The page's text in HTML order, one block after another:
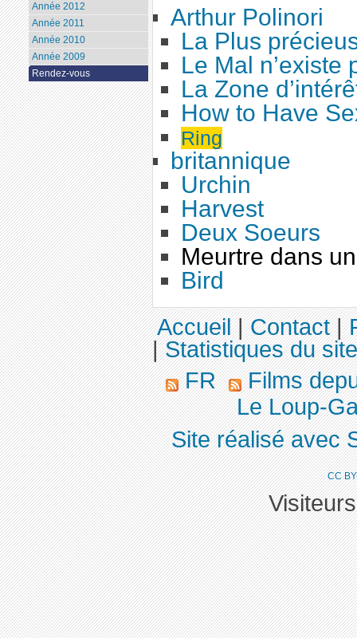
Arthur Polinori
La Plus
Le Mal n’existe
La Zone
How to Have
Ring
britannique
Urchin
Harvest
Deux Soeurs
Meurtre dans
Bird
Année 2012
Année 2011
Année 2010
Année 2009
Rendez-vous
Accueil|Contact|
|Statistiques du site
FR
Films
Le Loup-
Site réalisé avec
CC